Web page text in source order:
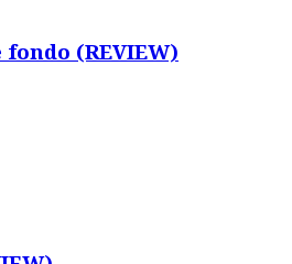
(REVIEW)